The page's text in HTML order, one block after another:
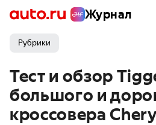
Журнал
Рубрики
Тест и обзор
большого и
кроссовера